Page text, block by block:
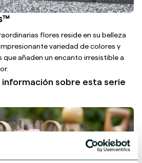
flores reside en su belleza
variedad de colores y
añaden un encanto irresistible a
información sobre esta serie